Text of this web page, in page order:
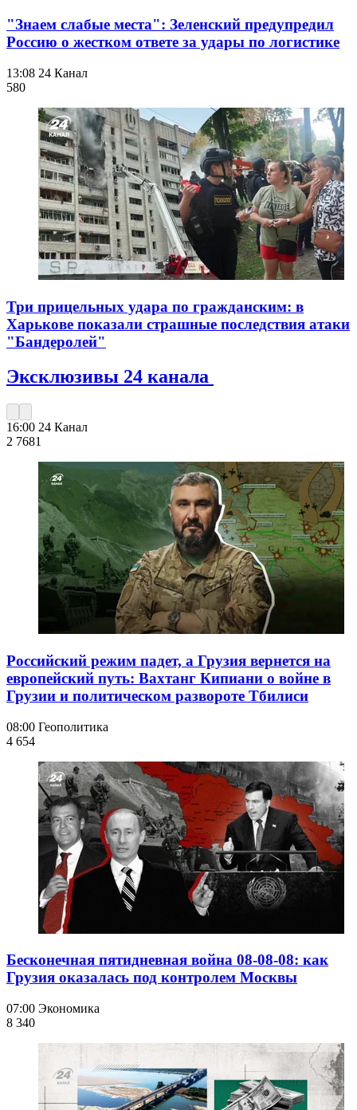
"Знаем слабые места": Зеленский предупредил
Россию о жестком ответе за удары по логистике
13:08 24 Канал
580
Три прицельных удара по гражданским: в
Харькове показали страшные последствия атаки
"Бандеролей"
Эксклюзивы 24 канала
16:00 24 Канал
2 7681
Российский режим падет, а Грузия вернется на
европейский путь: Вахтанг Кипиани о войне в
Грузии и политическом развороте Тбилиси
08:00 Геополитика
4 654
Бесконечная пятидневная война 08-08-08: как
Грузия оказалась под контролем Москвы
07:00 Экономика
8 340